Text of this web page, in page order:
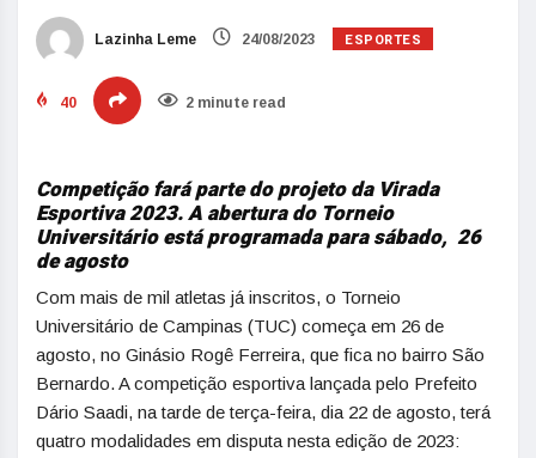
Lazinha Leme 24/08/2023 ESPORTES
40 2 minute read
Competição fará parte do projeto da Virada
Esportiva 2023. A abertura do Torneio
Universitário está programada para sábado, 26
de agosto
Com mais de mil atletas já inscritos, o Torneio
Universitário de Campinas (TUC) começa em 26 de
agosto, no Ginásio Rogê Ferreira, que fica no bairro São
Bernardo. A competição esportiva lançada pelo Prefeito
Dário Saadi, na tarde de terça-feira, dia 22 de agosto, terá
quatro modalidades em disputa nesta edição de 2023: